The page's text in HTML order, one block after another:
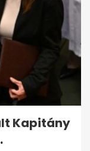
Kapitány